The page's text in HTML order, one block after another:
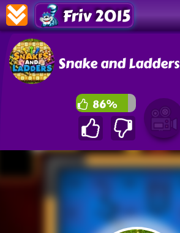
Friv 2015
Snake and Ladders
86%